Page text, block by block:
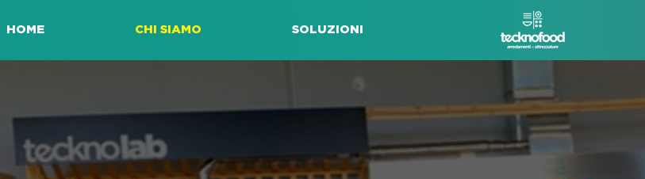
HOME CHI SIAMO SOLUZIONI